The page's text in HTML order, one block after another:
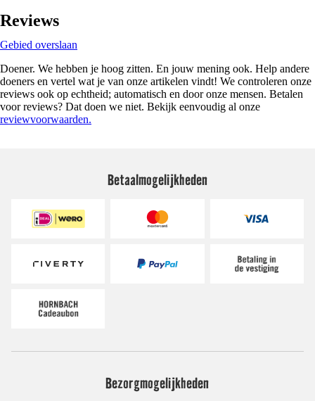
Reviews
Gebied overslaan
Doener. We hebben je hoog zitten. En jouw mening ook. Help andere
doeners en vertel wat je van onze artikelen vindt! We controleren onze
reviews ook op echtheid; automatisch en door onze mensen. Betalen
voor reviews? Dat doen we niet. Bekijk eenvoudig al onze
reviewvoorwaarden.
Betaalmogelijkheden
Bezorgmogelijkheden